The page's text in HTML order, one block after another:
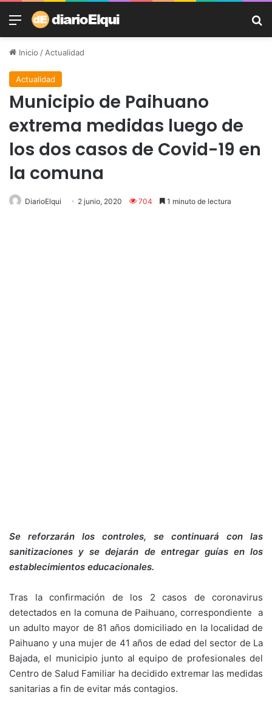
Menú
Inicio /Actualidad
Actualidad
Municipio de Paihuano
extrema medidas luego de
los dos casos de Covid-19 en
la comuna
DiarioElqui 2 junio, 2020 704 1 minuto de lectura
Se reforzarán los controles, se continuará con las
sanitizaciones y se dejarán de entregar guías en los
establecimientos educacionales.
Tras la confirmación de los 2 casos de coronavirus
detectados en la comuna de Paihuano, correspondiente a
un adulto mayor de 81 años domiciliado en la localidad de
Paihuano y una mujer de 41 años de edad del sector de La
Bajada, el municipio junto al equipo de profesionales del
Centro de Salud Familiar ha decidido extremar las medidas
sanitarias a fin de evitar más contagios.